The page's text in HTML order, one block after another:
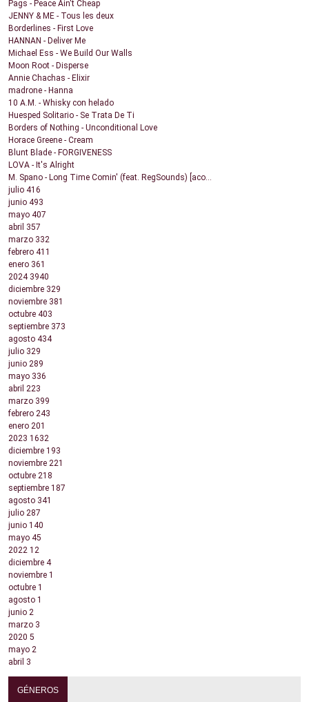
Pags - Peace Ain't Cheap
JENNY & ME - Tous les deux
Borderlines - First Love
HANNAN - Deliver Me
Michael Ess - We Build Our Walls
Moon Root - Disperse
Annie Chachas - Elixir
madrone - Hanna
10 A.M. - Whisky con helado
Huesped Solitario - Se Trata De Ti
Borders of Nothing - Unconditional Love
Horace Greene - Cream
Blunt Blade - FORGIVENESS
LOVA - It's Alright
M. Spano - Long Time Comin' (feat. RegSounds) [aco...
julio 416
junio 493
mayo 407
abril 357
marzo 332
febrero 411
enero 361
2024 3940
diciembre 329
noviembre 381
octubre 403
septiembre 373
agosto 434
julio 329
junio 289
mayo 336
abril 223
marzo 399
febrero 243
enero 201
2023 1632
diciembre 193
noviembre 221
octubre 218
septiembre 187
agosto 341
julio 287
junio 140
mayo 45
2022 12
diciembre 4
noviembre 1
octubre 1
agosto 1
junio 2
marzo 3
2020 5
mayo 2
abril 3
GÉNEROS